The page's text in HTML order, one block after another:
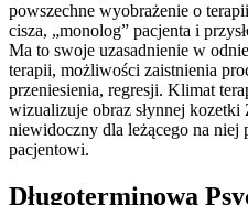
powszechne wyobrażenie o
cisza, „monolog” pacjenta i
Ma to swoje uzasadnienie w
terapii, możliwości zaistnienia
przeniesienia, regresji. Klimat
wizualizuje obraz słynnej kozetki
niewidoczny dla leżącego na niej
pacjentowi.
Długoterminowa